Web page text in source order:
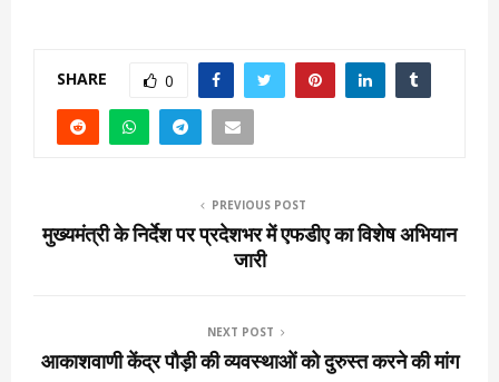
SHARE 0
PREVIOUS POST
मुख्यमंत्री के निर्देश पर प्रदेशभर में एफडीए का विशेष अभियान
जारी
NEXT POST
आकाशवाणी केंद्र पौड़ी की व्यवस्थाओं को दुरुस्त करने की मांग